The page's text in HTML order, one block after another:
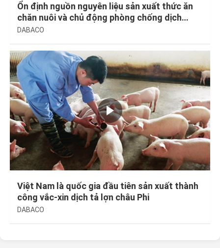
Ổn định nguồn nguyên liệu sản xuất thức ăn
chăn nuôi và chủ động phòng chống dịch
bệnh.
DABACO
Việt Nam là quốc gia đầu tiên sản xuất thành
công vắc-xin dịch tả lợn châu Phi
DABACO